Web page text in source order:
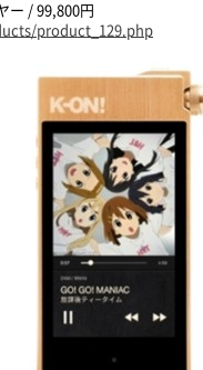
ー / 99,800円
product_129.php